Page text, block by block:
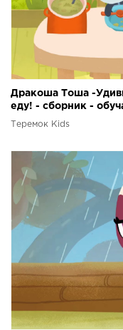
Дракоша Тоша -
еду! - сборник -
Теремок Kids